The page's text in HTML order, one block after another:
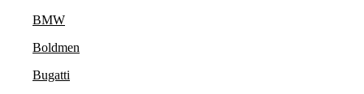
BMW
Boldmen
Bugatti